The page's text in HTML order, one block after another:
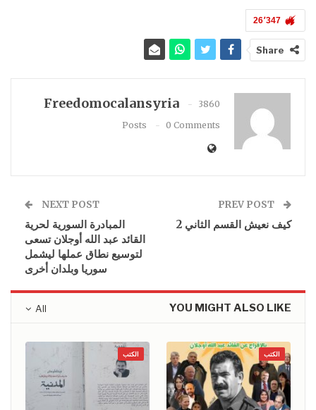
26٬347
Share
Freedomocalansyria
3860
Posts
0 Comments
كيف نعيش القسم الثاني 2
NEXT POST
المبادرة السورية لحرية
القائد عبد الله أوجلان تسعى
لتوسيع نطاق عملها ليشمل
سوريا وبلدان أخرى
All YOU MIGHT ALSO LIKE
الكتب الكتب